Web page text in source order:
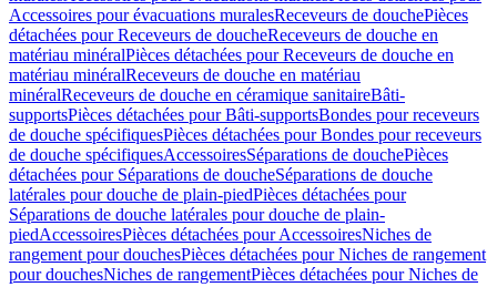
Accessoires pour évacuations muralesReceveurs de douchePièces
détachées pour Receveurs de doucheReceveurs de douche en
matériau minéralPièces détachées pour Receveurs de douche en
matériau minéralReceveurs de douche en matériau
minéralReceveurs de douche en céramique sanitaireBâti-
supportsPièces détachées pour Bâti-supportsBondes pour receveurs
de douche spécifiquesPièces détachées pour Bondes pour receveurs
de douche spécifiquesAccessoiresSéparations de douchePièces
détachées pour Séparations de doucheSéparations de douche
latérales pour douche de plain-piedPièces détachées pour
Séparations de douche latérales pour douche de plain-
piedAccessoiresPièces détachées pour AccessoiresNiches de
rangement pour douchesPièces détachées pour Niches de rangement
pour douchesNiches de rangementPièces détachées pour Niches de